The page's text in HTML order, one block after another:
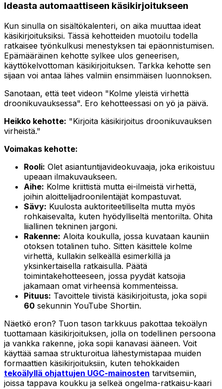
Ideasta automaattiseen käsikirjoitukseen
Kun sinulla on sisältökalenteri, on aika muuttaa ideat
käsikirjoituksiksi. Tässä kehotteiden muotoilu todella
ratkaisee työnkulkusi menestyksen tai epäonnistumisen.
Epämääräinen kehotte sylkee ulos geneerisen,
käyttökelvottoman käsikirjoituksen. Tarkka kehotte sen
sijaan voi antaa lähes valmiin ensimmäisen luonnoksen.
Sanotaan, että teet videon "Kolme yleistä virhettä
droonikuvauksessa". Ero kehotteessasi on yö ja päivä.
Heikko kehotte: "Kirjoita käsikirjoitus droonikuvauksen
virheistä."
Voimakas kehotte:
Rooli: Olet asiantuntijavideokuvaaja, joka erikoistuu
upeaan ilmakuvaukseen.
Aihe: Kolme kriittistä mutta ei-ilmeistä virhettä,
joihin aloittelijadroonilentäjät kompastuvat.
Sävy: Kuulosta auktoriteetilliselta mutta myös
rohkaisevalta, kuten hyödylliseltä mentorilta. Ohita
liiallinen tekninen jargoni.
Rakenne: Aloita koukulla, jossa kuvataan kauniin
otoksen totalinen tuho. Sitten käsittele kolme
virhettä, kullakin selkeällä esimerkillä ja
yksinkertaisella ratkaisulla. Päätä
toimintakehotteeseen, jossa pyydät katsojia
jakamaan omat virheensä kommenteissa.
Pituus: Tavoittele tiivistä käsikirjoitusta, joka sopii
60 sekunnin YouTube Shortiin.
Näetkö eron? Tuon tason tarkkuus pakottaa tekoälyn
tuottamaan käsikirjoituksen, jolla on todellinen persoona
ja vankka rakenne, joka sopii kanavasi ääneen. Voit
käyttää samaa strukturoitua lähestymistapaa muiden
formaattien käsikirjoituksiin, kuten tehokkaiden
tekoälyllä ohjattujen UGC-mainosten tarvitsemiin,
joissa tappava koukku ja selkeä ongelma-ratkaisu-kaari